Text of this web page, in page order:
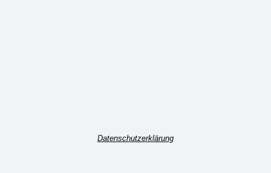
Datenschutzerklärung